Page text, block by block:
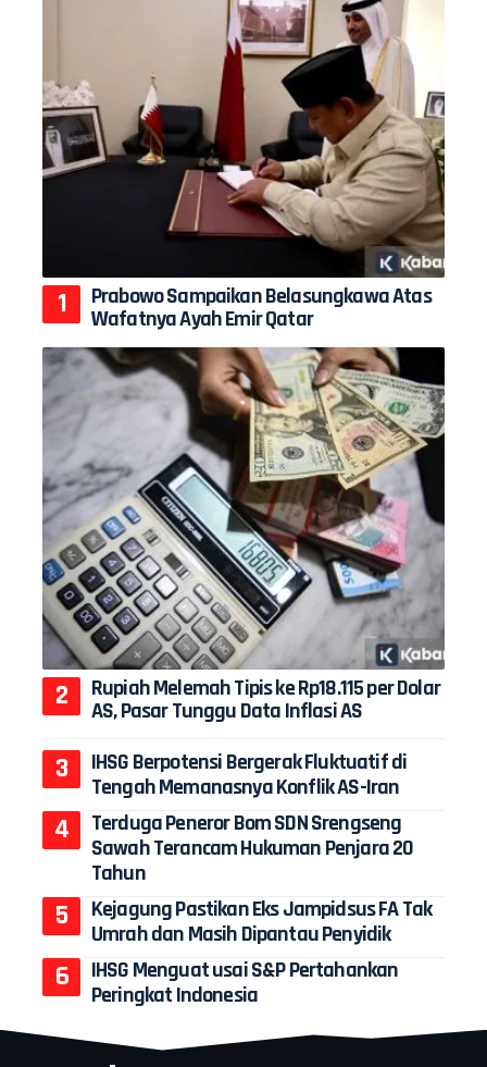
Prabowo Sampaikan Belasungkawa Atas
Wafatnya Ayah Emir Qatar
Rupiah Melemah Tipis ke Rp18.115 per Dolar
AS, Pasar Tunggu Data Inflasi AS
IHSG Berpotensi Bergerak Fluktuatif di
Tengah Memanasnya Konflik AS-Iran
Terduga Peneror Bom SDN Srengseng
Sawah Terancam Hukuman Penjara 20
Tahun
Kejagung Pastikan Eks Jampidsus FA Tak
Umrah dan Masih Dipantau Penyidik
IHSG Menguat usai S&P Pertahankan
Peringkat Indonesia